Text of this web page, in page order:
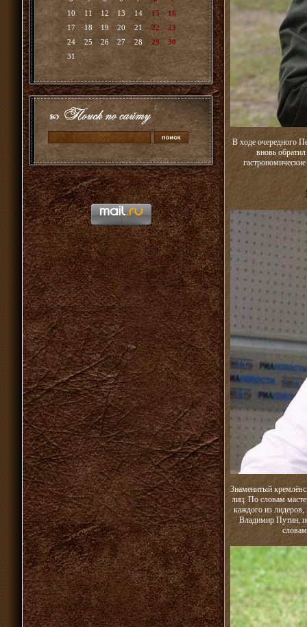
10
11 12 13 14 15
16
17
18 19 20 21 22
23
24
25 26 27 28 29
30
31
В ходе очередного
вновь
Знаменитый
лиц. По словам
каждого из лидеров,
Владимир Путин,